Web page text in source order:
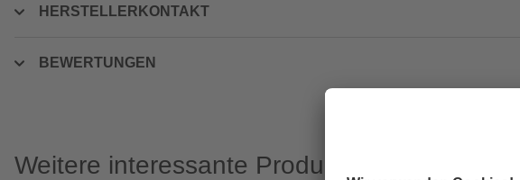
HERSTELLERKONTAKT
BEWERTUNGEN
Weitere interessante Produkte